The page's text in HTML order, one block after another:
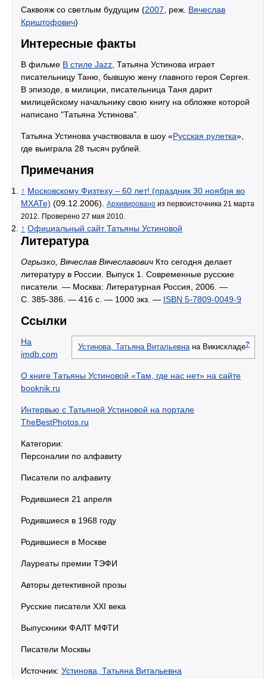
Саквояж со светлым будущим (2007, реж. Вячеслав
Криштофович)
Интересные факты
В фильме В стиле Jazz, Татьяна Устинова играет
писательницу Таню, бывшую жену главного героя Сергея.
В эпизоде, в милиции, писательница Таня дарит
милицейскому начальнику свою книгу на обложке которой
написано "Татьяна Устинова".
Татьяна Устинова участвовала в шоу «Русская рулетка»,
где выиграла 28 тысяч рублей.
Примечания
↑ Московскому Физтеху – 60 лет! (праздник 30 ноября во
МХАТе) (09.12.2006). Архивировано из первоисточника 21 марта
2012.
Проверено 27 мая 2010.
↑ Официальный сайт Татьяны Устиновой
Литература
Огрызко, Вячеслав Вячеславович Кто сегодня делает
литературу в России. Выпуск 1. Современные русские
писатели. — Москва: Литературная Россия, 2006. —
С. 385-386. — 416 с. — 1000 экз. — ISBN 5-7809-0049-9
Ссылки
Устинова, Татьяна Витальевнана Викискладе?
На
imdb.com
О книге Татьяны Устиновой «Там, где нас нет» на сайте
booknik.ru
Интервью с Татьяной Устиновой на портале
TheBestPhotos.ru
Категории:
Персоналии по алфавиту
Писатели по алфавиту
Родившиеся 21 апреля
Родившиеся в 1968 году
Родившиеся в Москве
Лауреаты премии ТЭФИ
Авторы детективной прозы
Русские писатели XXI века
Выпускники ФАЛТ МФТИ
Писатели Москвы
Источник: Устинова, Татьяна Витальевна